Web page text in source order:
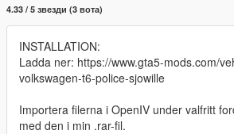
4.33 / 5 звезди (3 вота)
INSTALLATION:
Ladda ner: https://www.gta5-mods.com/
volkswagen-t6-police-sjowille
Importera filerna i OpenIV under valfritt
med den i min .rar-fil.